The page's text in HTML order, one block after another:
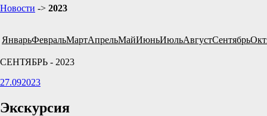
Новости -> 2023
ЯнварьФевральМартАпрельМайИюньИюльАвгустСентябрь
СЕНТЯБРЬ - 2023
27.092023
Экскурсия